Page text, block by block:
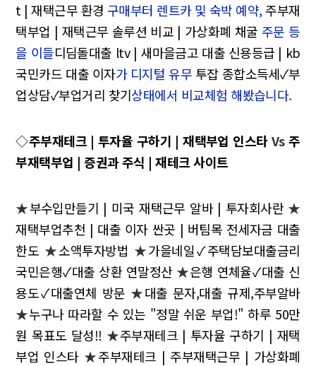
t | 재택근무 환경 구매부터 렌트카 및 숙박 예약, 주부재
택부업 | 재택근무 솔루션 비교 | 가상화폐 채굴 주문 등
을 이들디딤돌대출 ltv | 새마을금고 대출 신용등급 | kb
국민카드 대출 이자가 디지털 유무 투잡 종합소득세✓부
업상담✓부업거리 찾기상태에서 비교체험 해봤습니다.
◇주부재테크 | 투자율 구하기 | 재택부업 인스타Vs주
부재택부업 | 증권과 주식 | 재테크 사이트
★부수입만들기 | 미국 재택근무 알바 | 투자회사란 ★
재택부업추천 | 대출 이자 싼곳 | 버팀목 전세자금 대출
한도 ★소액투자방법 ★가을네일✓주택담보대출금리
국민은행✓대출 상환 연말정산★은행 연체율✓대출 신
용도✓대출연체 방문 ★대출 문자,대출 규제,주부알바
★누구나 따라할 수 있는 "정말 쉬운 부업!" 하루 50만
원 목표도 달성!! ★주부재테크 | 투자율 구하기 | 재택
부업 인스타★주부재테크 | 주부재택근무 | 가상화폐